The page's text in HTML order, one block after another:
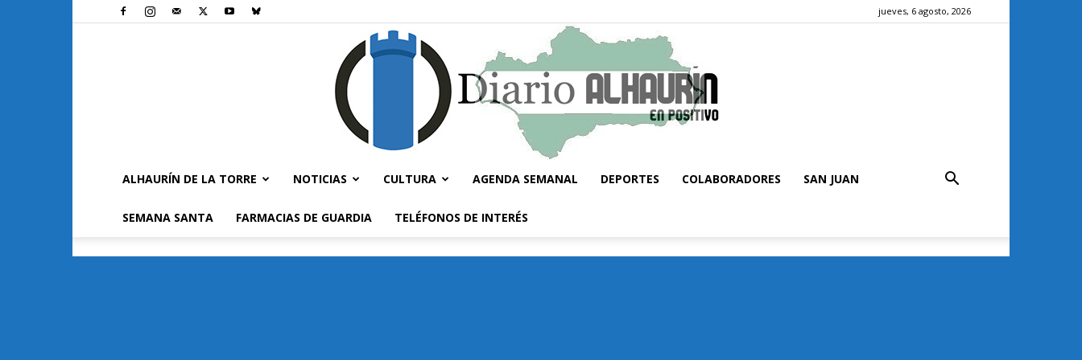
jueves, 6 agosto, 2026
ALHAURÍN DE LA TORRE NOTICIAS CULTURA AGENDA SEMANAL DEPORTES COLABORADORES SAN JUAN
SEMANA SANTA FARMACIAS DE GUARDIA TELÉFONOS DE INTERÉS